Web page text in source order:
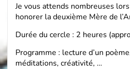
Je vous attends nombreuses
honorer la deuxième Mère de
Durée du cercle : 2 heures
Programme : lecture d’un
méditations, créativité, …